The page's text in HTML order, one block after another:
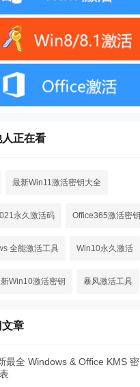
人正在看
最新Win11激活密钥大全
永久激活码 Office365激活密钥
全能激活工具 Win10永久激活
Win10激活密钥 暴风激活工具
文章
最全 Windows & Office KMS 密